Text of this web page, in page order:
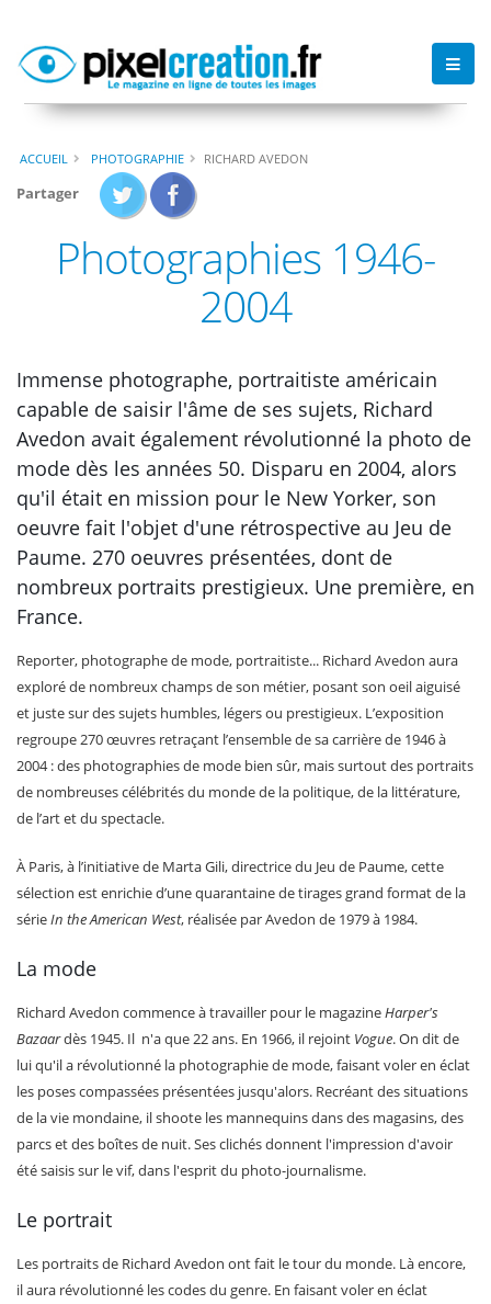
ACCUEIL PHOTOGRAPHIE RICHARD AVEDON
Partager
Photographies 1946-
2004
Immense photographe, portraitiste américain
capable de saisir l'âme de ses sujets, Richard
Avedon avait également révolutionné la photo de
mode dès les années 50. Disparu en 2004, alors
qu'il était en mission pour le New Yorker, son
oeuvre fait l'objet d'une rétrospective au Jeu de
Paume. 270 oeuvres présentées, dont de
nombreux portraits prestigieux. Une première, en
France.
Reporter, photographe de mode, portraitiste... Richard Avedon aura
exploré de nombreux champs de son métier, posant son oeil aiguisé
et juste sur des sujets humbles, légers ou prestigieux. L’exposition
regroupe 270 œuvres retraçant l’ensemble de sa carrière de 1946 à
2004 : des photographies de mode bien sûr, mais surtout des portraits
de nombreuses célébrités du monde de la politique, de la littérature,
de l’art et du spectacle.
À Paris, à l’initiative de Marta Gili, directrice du Jeu de Paume, cette
sélection est enrichie d’une quarantaine de tirages grand format de la
sérieIn the American West, réalisée par Avedon de 1979 à 1984.
La mode
Richard Avedon commence à travailler pour le magazineHarper's
Bazaardès 1945. Il n'a que 22 ans. En 1966, il rejoint Vogue. On dit de
lui qu'il a révolutionné la photographie de mode, faisant voler en éclat
les poses compassées présentées jusqu'alors. Recréant des situations
de la vie mondaine, il shoote les mannequins dans des magasins, des
parcs et des boîtes de nuit. Ses clichés donnent l'impression d'avoir
été saisis sur le vif, dans l'esprit du photo-journalisme.
Le portrait
Les portraits de Richard Avedon ont fait le tour du monde. Là encore,
il aura révolutionné les codes du genre. En faisant voler en éclat